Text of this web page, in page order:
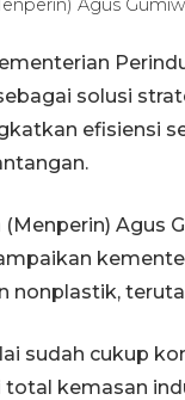
Agus
solusi
efisiensi
Agus
nonplastik,
sudah cukup
total kemasan